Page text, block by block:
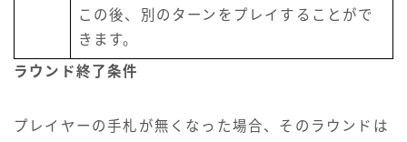
この後、別のターンをプレイすることがで
きます。
ラウンド終了条件
プレイヤーの手札が無くなった場合、そのラウンドは